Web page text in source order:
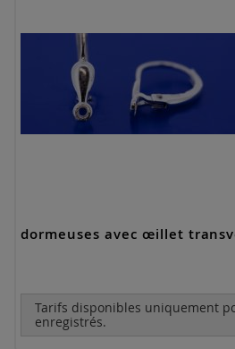
dormeuses avec œillet
Tarifs disponibles uniquement
enregistrés.